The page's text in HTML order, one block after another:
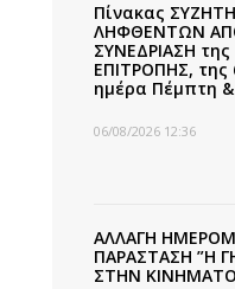
Πίνακας
ΛΗΦΘΕΝΤΩΝ
ΣΥΝΕΔΡΙΑΣΗ
ΕΠΙΤΡΟΠΗΣ, της
ημέρα Πέμπτη
06/08/2026 12:36
ΑΛΛΑΓΗ
ΠΑΡΑΣΤΑΣΗ ”Η
ΣΤΗΝ